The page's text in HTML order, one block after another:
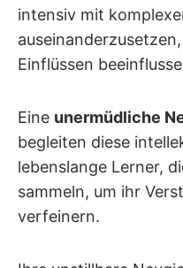
intensiv mit
Einflüssen
Eine unermüdliche
begleiten diese
lebenslange Lerner,
sammeln, um ihr
verfeinern.